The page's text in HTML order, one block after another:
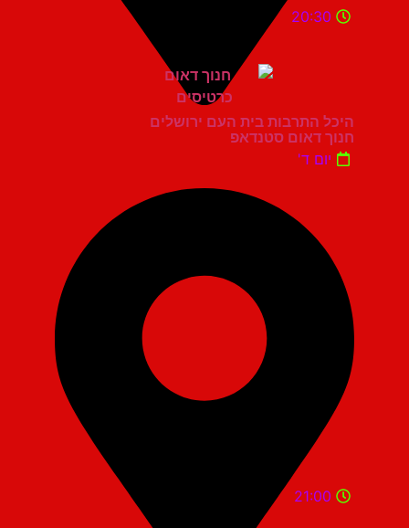
היכל התרבות בית העם ירושלים
20:30
חנוך דאום סטנדאפ
יום ד'
21:00